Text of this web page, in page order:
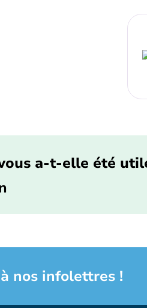
a-t-elle été
nos infolettres !